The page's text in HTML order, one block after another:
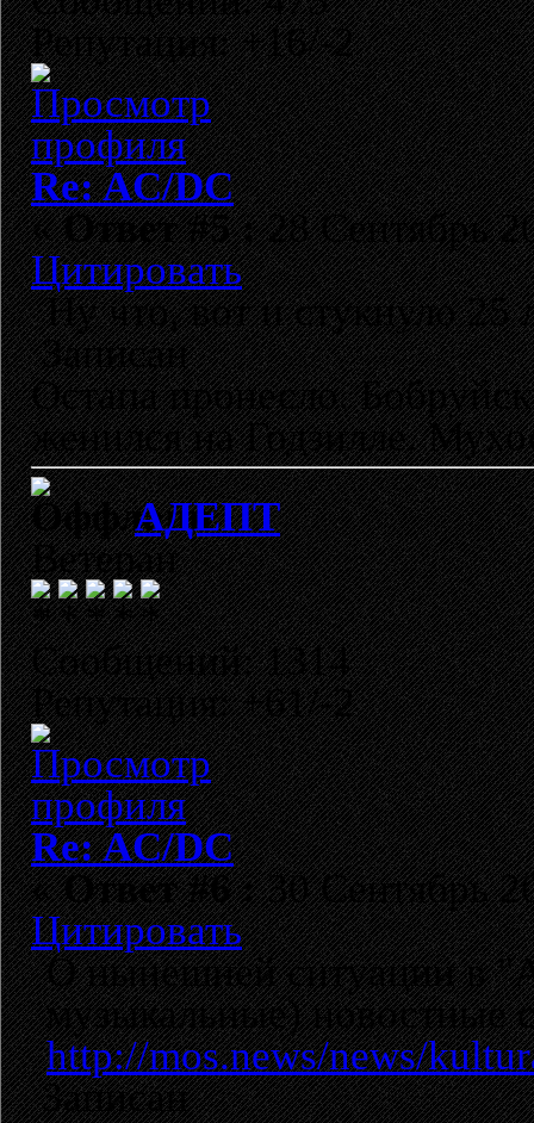
Репутация: +16/-2
Re: AC/DC
«Ответ #5 :28 Сентябрь
Цитировать
Ну что, вот и стукнуло
Записан
Остапа пронесло.
женился на Годзилле.
АДЕПТ
Ветеран
Сообщений: 1314
Репутация: +61/-2
Re: AC/DC
«Ответ #6 :30 Сентябрь
Цитировать
О нынешней ситуации в
музыкальные) новостные
http://mos.news/news/
Записан